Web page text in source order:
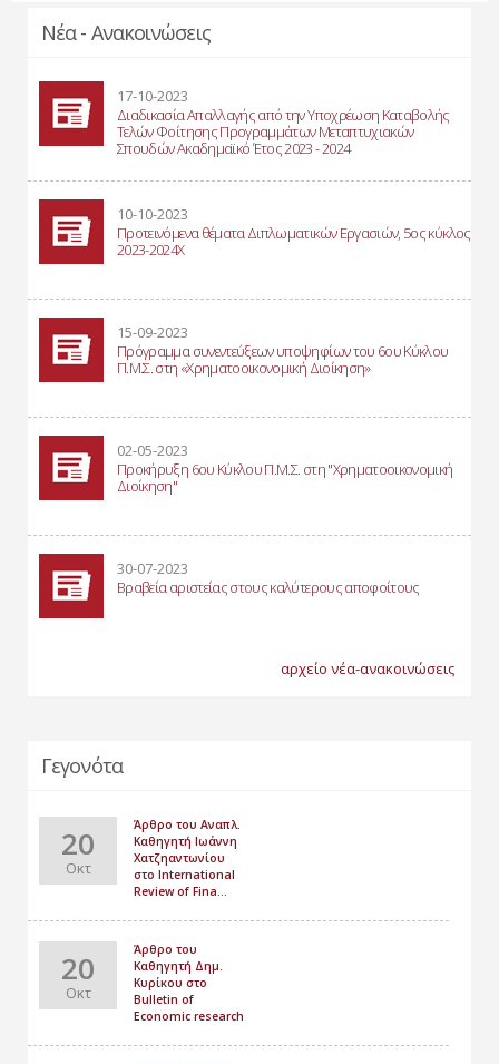
Νέα - Ανακοινώσεις
17-10-2023
Διαδικασία Απαλλαγής από την Υποχρέωση Καταβολής
Τελών Φοίτησης Προγραμμάτων Μεταπτυχιακών
Σπουδών Ακαδημαϊκό Έτος 2023 - 2024
10-10-2023
Προτεινόμενα θέματα Διπλωματικών Εργασιών, 5ος κύκλος
2023-2024Χ
15-09-2023
Πρόγραμμα συνεντεύξεων υποψηφίων του 6ου Κύκλου
Π.Μ.Σ. στη «Χρηματοοικονομική Διοίκηση»
02-05-2023
Προκήρυξη 6ου Κύκλου Π.Μ.Σ. στη "Χρηματοοικονομική
Διοίκηση"
30-07-2023
Βραβεία αριστείας στους καλύτερους αποφοίτους
αρχείο νέα-ανακοινώσεις
Γεγονότα
20
Οκτ
Άρθρο του Αναπλ.
Καθηγητή Ιωάννη
Χατζηαντωνίου
στο International
Review of Fina...
20
Οκτ
Άρθρο του
Καθηγητή Δημ.
Κυρίκου στο
Bulletin of
Economic research